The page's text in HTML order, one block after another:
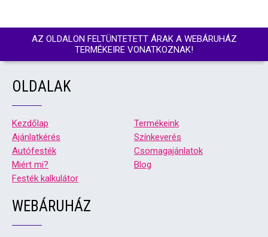
AZ OLDALON FELTÜNTETETT ÁRAK A WEBÁRUHÁZ
TERMÉKEIRE VONATKOZNAK!
OLDALAK
Kezdőlap
Termékeink
Ajánlatkérés
Színkeverés
Autófesték
Csomagajánlatok
Miért mi?
Blog
Festék kalkulátor
WEBÁRUHÁZ